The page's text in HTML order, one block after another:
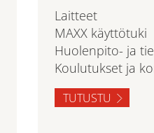
Laitteet
MAXX käyttötuki
Huolenpito- ja
Koulutukset ja
TUTUSTU